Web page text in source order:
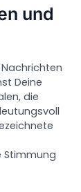
und
Deine
die
Stimmung